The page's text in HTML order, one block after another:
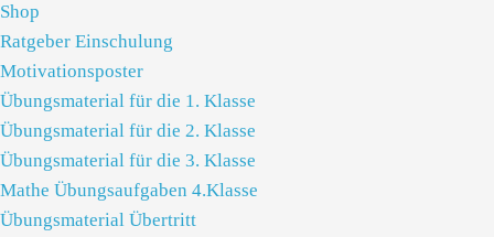
Shop
Ratgeber Einschulung
Motivationsposter
Übungsmaterial für die 1. Klasse
Übungsmaterial für die 2. Klasse
Übungsmaterial für die 3. Klasse
Mathe Übungsaufgaben 4.Klasse
Übungsmaterial Übertritt